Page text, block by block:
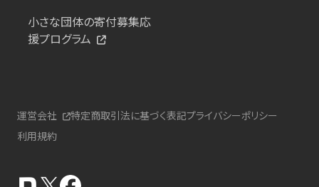
小さな団体の寄付募集応
援プログラム
運営会社 特定商取引法に基づく表記プライバシーポリシー
利用規約